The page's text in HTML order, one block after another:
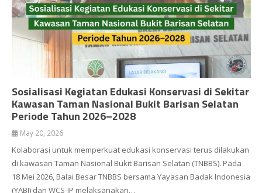
Sosialisasi Kegiatan Edukasi Konservasi di Sekitar
Kawasan Taman Nasional Bukit Barisan Selatan
Periode Tahun 2026–2028
May 20, 2026
Kolaborasi untuk memperkuat edukasi konservasi terus dilakukan
di kawasan Taman Nasional Bukit Barisan Selatan (TNBBS). Pada
18 Mei 2026, Balai Besar TNBBS bersama Yayasan Badak Indonesia
(YABI) dan WCS-IP melaksanakan…